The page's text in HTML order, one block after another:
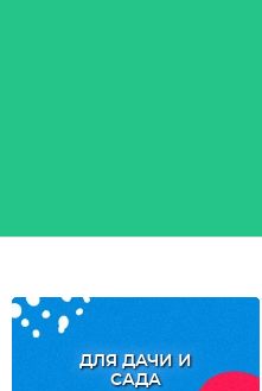
ДЛЯ ДАЧИ И
САДА